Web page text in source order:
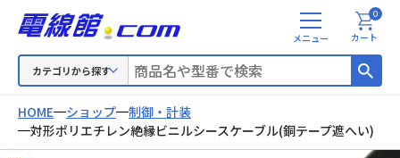
カテゴリから探す
メ
ニ
カート
0
HOME ショップ
制御・計装
対形ポリエチレン絶縁ビニルシースケーブル(銅テープ遮へい)